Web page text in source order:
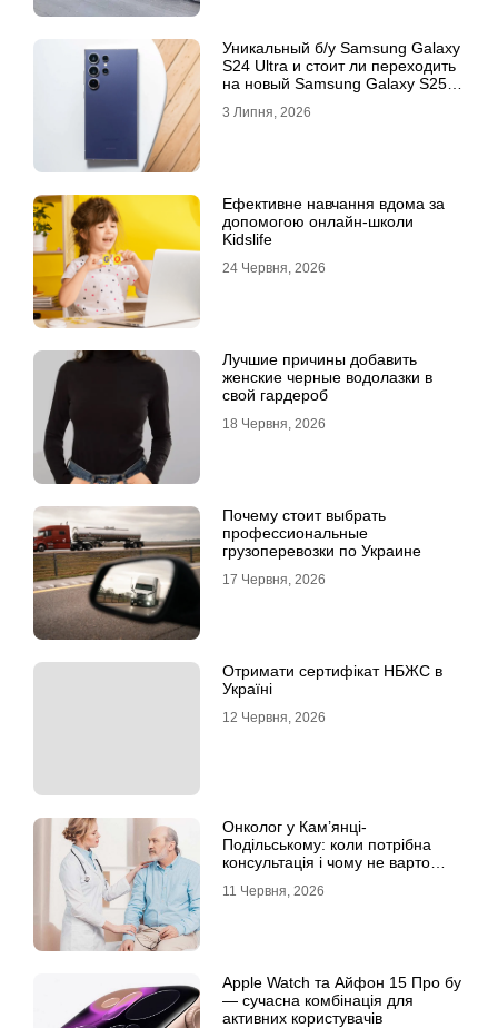
Уникальный б/у Samsung Galaxy
S24 Ultra и стоит ли переходить
на новый Samsung Galaxy S25
3 Липня, 2026
Ефективне навчання вдома за
допомогою онлайн-школи
Kidslife
24 Червня, 2026
Лучшие причины добавить
женские черные водолазки в
свой гардероб
18 Червня, 2026
Почему стоит выбрать
профессиональные
грузоперевозки по Украине
17 Червня, 2026
Отримати сертифікат НБЖС в
Україні
12 Червня, 2026
Онколог у Кам’янці-
Подільському: коли потрібна
консультація і чому не варто
11 Червня, 2026
Apple Watch та Айфон 15 Про бу
— сучасна комбінація для
активних користувачів